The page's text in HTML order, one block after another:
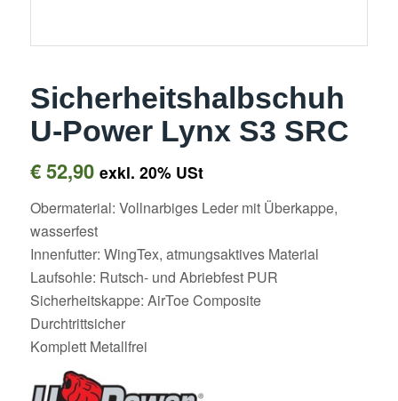
Sicherheitshalbschuh
U-Power Lynx S3 SRC
€52,90 exkl. 20% USt
Obermaterial: Vollnarbiges Leder mit Überkappe,
wasserfest
Innenfutter: WingTex, atmungsaktives Material
Laufsohle: Rutsch- und Abriebfest PUR
Sicherheitskappe: AirToe Composite
Durchtrittsicher
Komplett Metallfrei